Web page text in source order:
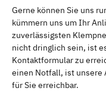
Gerne können Sie uns
kümmern uns um Ihr
zuverlässigsten
nicht dringlich sein, ist
Kontaktformular zu
einen Notfall, ist unsere
für Sie erreichbar.